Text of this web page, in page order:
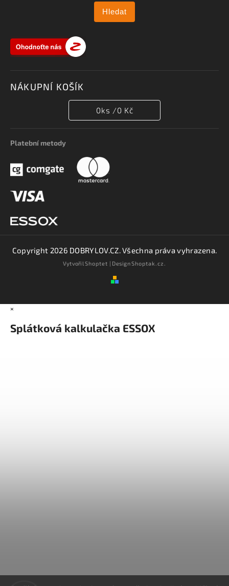
Hledat
NÁKUPNÍ KOŠÍK
0ks /0 Kč
Platební metody
Copyright 2026 DOBRYLOV.CZ. Všechna práva vyhrazena.
VytvořilShoptet | DesignShoptak.cz.
×
Splátková kalkulačka ESSOX